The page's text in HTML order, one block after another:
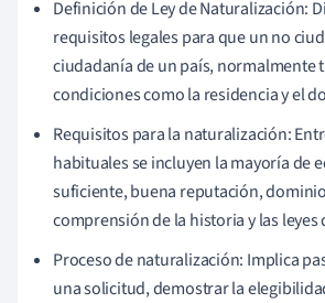
Definición de Ley de Naturalización:
requisitos legales para que un no
ciudadanía de un país, normalmente
condiciones como la residencia y el
Requisitos para la naturalización:
habituales se incluyen la mayoría de
suficiente, buena reputación,
comprensión de la historia y las leyes
Proceso de naturalización: Implica
una solicitud, demostrar la